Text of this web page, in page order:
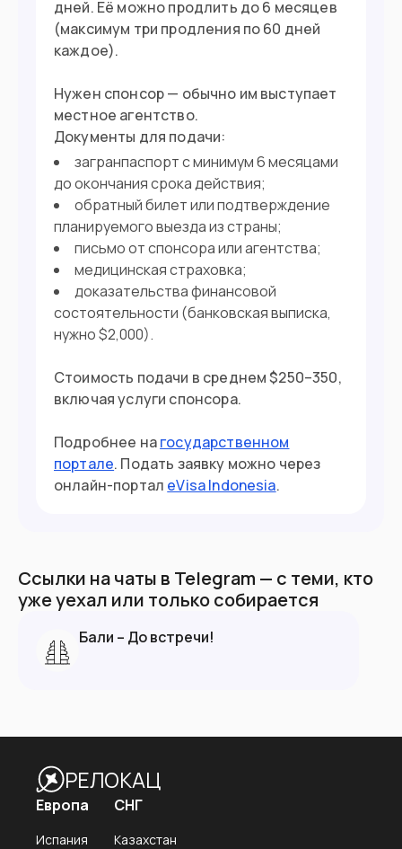
ежемесячный доход от $1,500
Документ
Виза Нужна виза (по прилете)
дней. Её можно продлить до 6 месяцев
(максимум три продления по 60 дней
каждое).
Нужен спонсор — обычно им выступает
местное агентство.
Документы для подачи:
загранпаспорт с минимум 6 месяцами
до окончания срока действия;
обратный билет или подтверждение
планируемого выезда из страны;
письмо от спонсора или агентства;
медицинская страховка;
доказательства финансовой
состоятельности (банковская выписка,
нужно $2,000).
Стоимость подачи в среднем $250–350,
включая услуги спонсора.
Подробнее нагосударственном
портале. Подать заявку можно через
онлайн-портал eVisa Indonesia.
Ссылки на чаты в Telegram — с теми, кто
уже уехал или только собирается
Бали – До встречи!
РЕЛОКАЦ
Европа
Испания
СНГ
Казахстан